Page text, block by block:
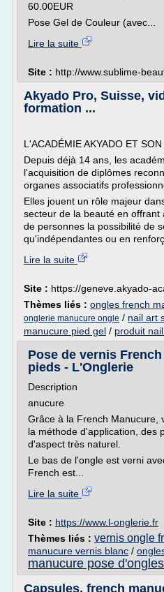
60.00EUR
Pose Gel de Couleur (avec...
Lire la suite
Site : http://www.sublime-
Akyado Pro, Suisse,
formation ...
L'ACADÉMIE AKYADO ET
Depuis déjà 14 ans, les
l'acquisition de diplômes
organes associatifs
Elles jouent un rôle majeur
secteur de la beauté en
de personnes la possibilité de
qu'indépendantes ou en
Lire la suite
Site : https://geneve.akyado-
Thèmes liés : ongles french
onglerie manucure ongle / nail art
manucure pied gel / produit
Pose de vernis
pieds - L'Onglerie
Description
anucure
Grâce à la French Manucure,
la méthode d'application, des
d'aspect très naturel.
Le bas de l'ongle est verni
French est...
Lire la suite
Site : https://www.l-onglerie.fr
Thèmes liés : vernis ongle
manucure vernis blanc /
manucure pose d'ongles
Capsules, french